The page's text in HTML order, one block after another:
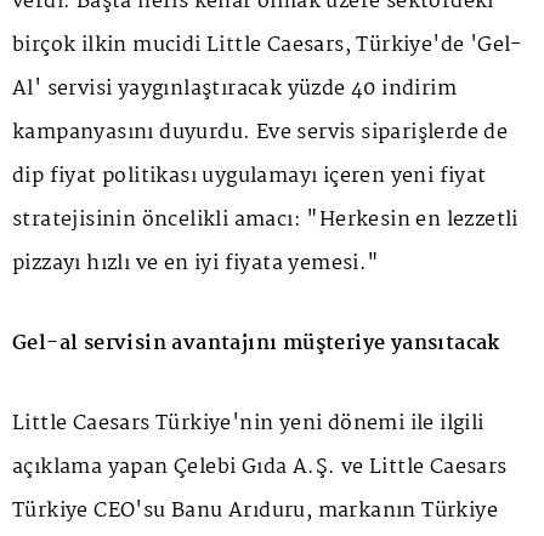
birçok ilkin mucidi Little Caesars, Türkiye'de 'Gel-
Al' servisi yaygınlaştıracak yüzde 40 indirim
kampanyasını duyurdu. Eve servis siparişlerde de
dip fiyat politikası uygulamayı içeren yeni fiyat
stratejisinin öncelikli amacı: "Herkesin en lezzetli
pizzayı hızlı ve en iyi fiyata yemesi."
Gel-al servisin avantajını müşteriye yansıtacak
Little Caesars Türkiye'nin yeni dönemi ile ilgili
açıklama yapan Çelebi Gıda A.Ş. ve Little Caesars
Türkiye CEO'su Banu Arıduru, markanın Türkiye